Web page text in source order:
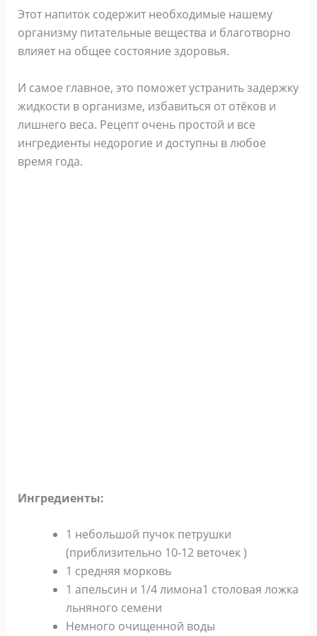
Этот напиток содержит необходимые нашему
организму питательные вещества и благотворно
влияет на общее состояние здоровья.
И самое главное, это поможет устранить задержку
жидкости в организме, избавиться от отёков и
лишнего веса. Рецепт очень простой и все
ингредиенты недорогие и доступны в любое
время года.
Ингредиенты:
1 небольшой пучок петрушки
(приблизительно 10-12 веточек )
1 средняя морковь
1 апельсин и 1/4 лимона1 столовая ложка
льняного семени
Немного очищенной воды